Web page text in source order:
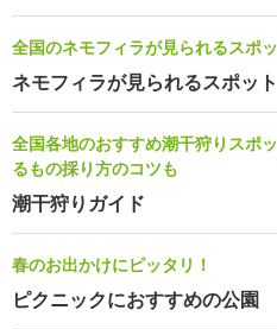
全国のネモフィラが見られるスポ
ネモフィラが見られるスポット
全国各地のおすすめ潮干狩りスポ
るもの採り方のコツも
潮干狩りガイド
春のお出かけにピッタリ！
ピクニックにおすすめの公園